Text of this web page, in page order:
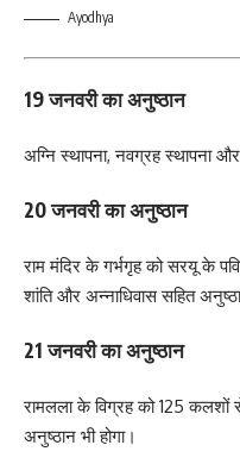
Ayodhya
19 जनवरी का अनुष्ठान
अग्नि स्थापना, नवग्रह स्थापना
20 जनवरी का अनुष्ठान
राम मंदिर के गर्भगृह को सरयू के
शांति और अन्नाधिवास सहित
21 जनवरी का अनुष्ठान
रामलला के विग्रह को 125 कलशों
अनुष्ठान भी होगा।